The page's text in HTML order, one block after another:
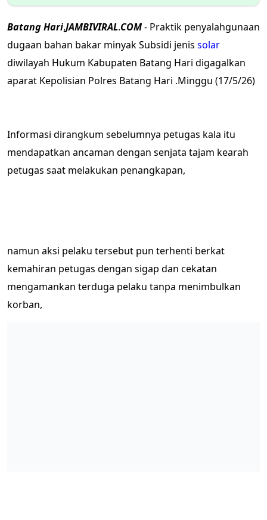
BatangHari,JAMBIVIRAL.COM- Praktik penyalahgunaan
dugaan bahan bakar minyak Subsidi jenis solar
diwilayah Hukum Kabupaten Batang Hari digagalkan
aparat Kepolisian Polres Batang Hari .Minggu (17/5/26)
Informasi dirangkum sebelumnya petugas kala itu
mendapatkan ancaman dengan senjata tajam kearah
petugas saat melakukan penangkapan,
namun aksi pelaku tersebut pun terhenti berkat
kemahiran petugas dengan sigap dan cekatan
mengamankan terduga pelaku tanpa menimbulkan
korban,